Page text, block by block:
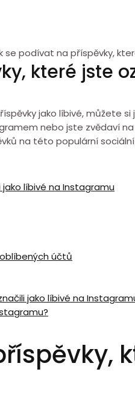
se podívat na příspěvky,
které jste
jako líbivé, můžete
nebo jste zvědaví
na této populární
líbivé na Instagramu
účtů
jako líbivé na